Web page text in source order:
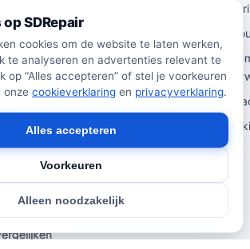
SDRepair
cookies om de website te laten werken,
te analyseren en advertenties relevant te
op “Alles accepteren” of stel je voorkeuren
onze cookieverklaring en privacyverklaring.
Alleen noodzakelijk
Voorkeuren
Alles accepteren
producten · Alle prijzen onder voorbehoud.